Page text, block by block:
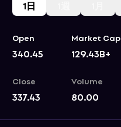
1日
Open
340.45
Market Cap
129.43B+
Close
337.43
Volume
80.00